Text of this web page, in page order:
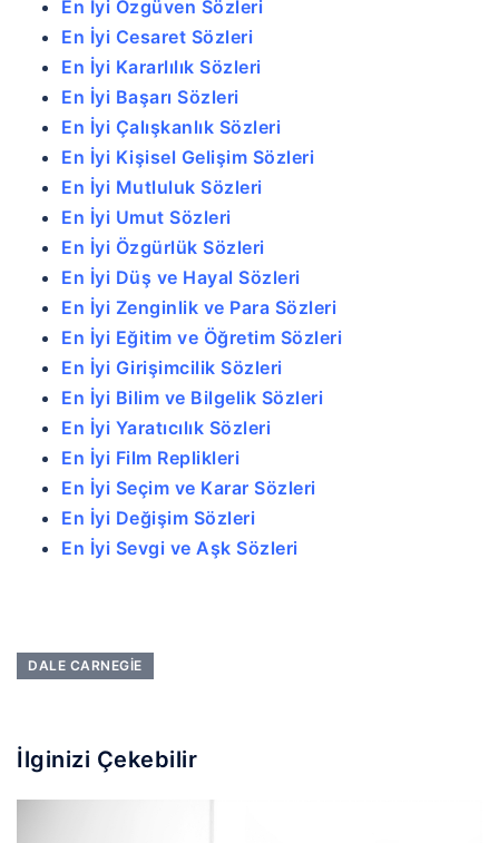
En İyi Özgüven Sözleri
En İyi Cesaret Sözleri
En İyi Kararlılık Sözleri
En İyi Başarı Sözleri
En İyi Çalışkanlık Sözleri
En İyi Kişisel Gelişim Sözleri
En İyi Mutluluk Sözleri
En İyi Umut Sözleri
En İyi Özgürlük Sözleri
En İyi Düş ve Hayal Sözleri
En İyi Zenginlik ve Para Sözleri
En İyi Eğitim ve Öğretim Sözleri
En İyi Girişimcilik Sözleri
En İyi Bilim ve Bilgelik Sözleri
En İyi Yaratıcılık Sözleri
En İyi Film Replikleri
En İyi Seçim ve Karar Sözleri
En İyi Değişim Sözleri
En İyi Sevgi ve Aşk Sözleri
DALE CARNEGIE
İlginizi Çekebilir